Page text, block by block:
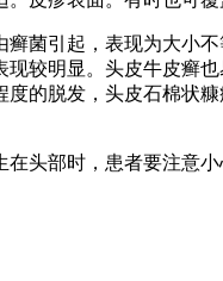
菌引起，表现为大小
较明显。头皮牛皮癣
的脱发，头皮石棉状
头部时，患者要注意